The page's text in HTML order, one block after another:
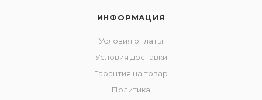
ИНФОРМАЦИЯ
Условия оплаты
Условия доставки
Гарантия на товар
Политика